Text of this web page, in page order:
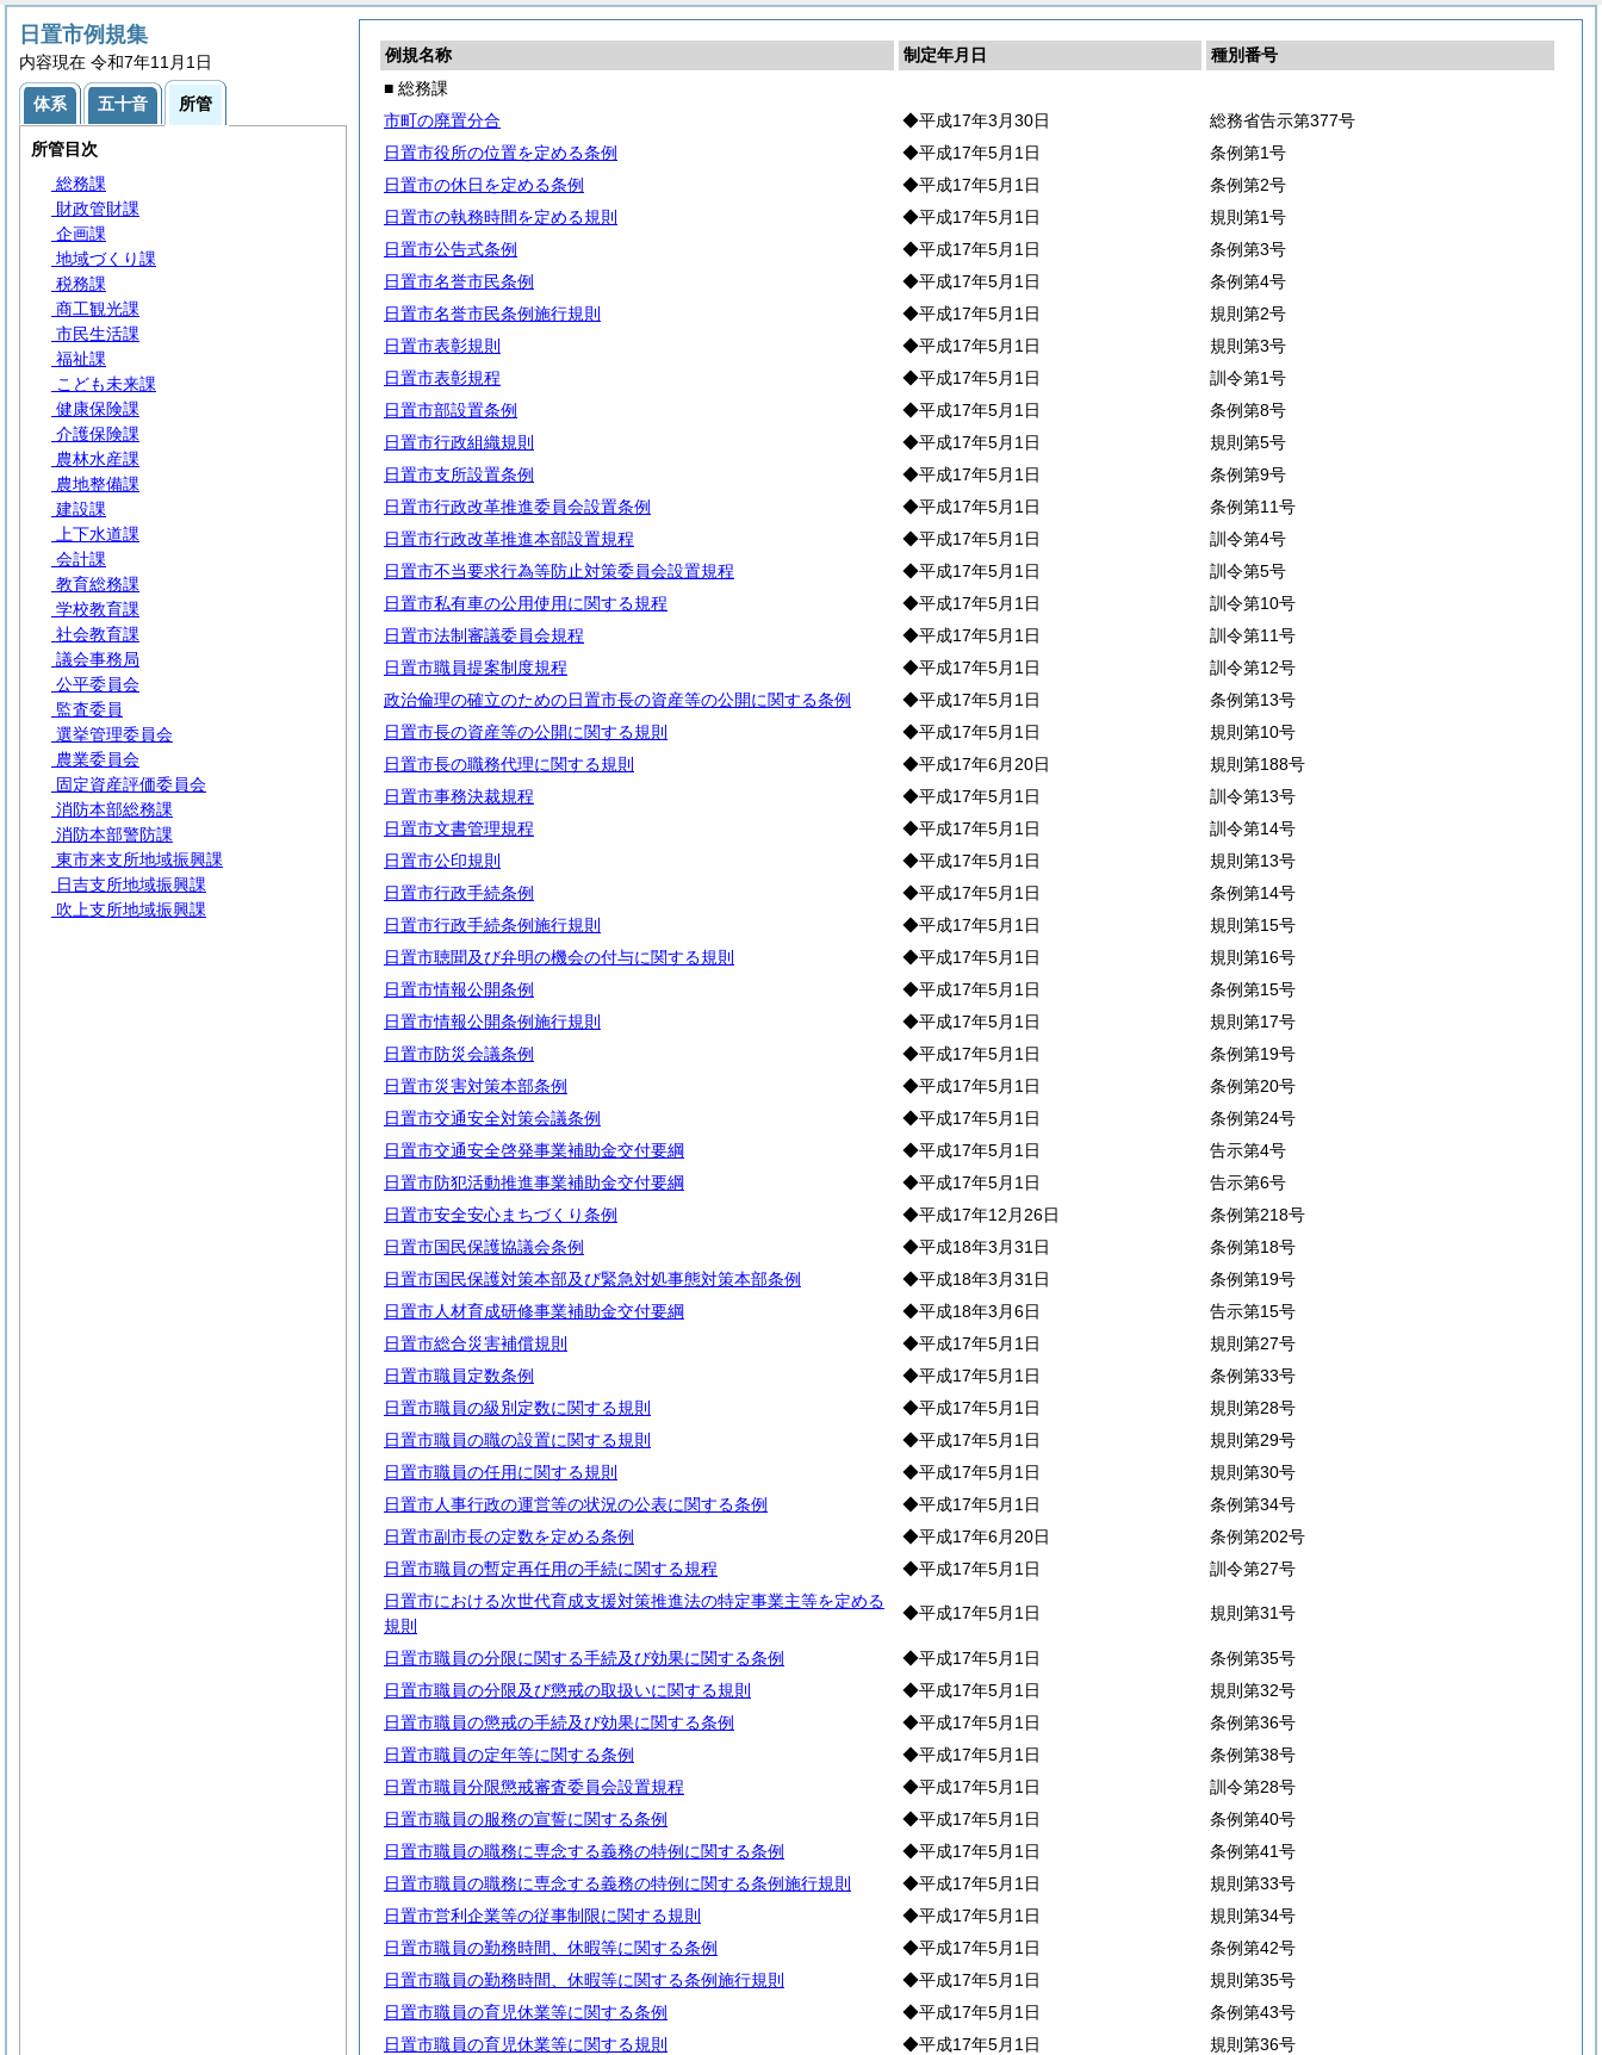
例規名称 制定年月日
種別番号
■ 総務課
市町の廃置分合
◆平成17年3月30日
総務省告示第377号
日置市役所の位置を定める条例
◆平成17年5月1日
条例第1号
日置市の休日を定める条例
◆平成17年5月1日
条例第2号
日置市の執務時間を定める規則
◆平成17年5月1日
規則第1号
日置市公告式条例
◆平成17年5月1日
条例第3号
日置市名誉市民条例
◆平成17年5月1日
条例第4号
日置市名誉市民条例施行規則
◆平成17年5月1日
規則第2号
日置市表彰規則
◆平成17年5月1日
規則第3号
日置市表彰規程
◆平成17年5月1日
訓令第1号
日置市部設置条例
◆平成17年5月1日
条例第8号
日置市行政組織規則
◆平成17年5月1日
規則第5号
日置市支所設置条例
◆平成17年5月1日
条例第9号
日置市行政改革推進委員会設置条例
◆平成17年5月1日
条例第11号
日置市行政改革推進本部設置規程
◆平成17年5月1日
訓令第4号
日置市不当要求行為等防止対策委員会設置規程
◆平成17年5月1日
訓令第5号
日置市私有車の公用使用に関する規程
◆平成17年5月1日
訓令第10号
日置市法制審議委員会規程
◆平成17年5月1日
訓令第11号
日置市職員提案制度規程
◆平成17年5月1日
訓令第12号
政治倫理の確立のための日置市長の資産等の公開に関する条例
◆平成17年5月1日
条例第13号
日置市長の資産等の公開に関する規則
◆平成17年5月1日
規則第10号
日置市長の職務代理に関する規則
◆平成17年6月20日
規則第188号
日置市事務決裁規程
◆平成17年5月1日
訓令第13号
日置市文書管理規程
◆平成17年5月1日
訓令第14号
日置市公印規則
◆平成17年5月1日
規則第13号
日置市行政手続条例
◆平成17年5月1日
条例第14号
日置市行政手続条例施行規則
◆平成17年5月1日
規則第15号
日置市聴聞及び弁明の機会の付与に関する規則
◆平成17年5月1日
規則第16号
日置市情報公開条例
◆平成17年5月1日
条例第15号
日置市情報公開条例施行規則
◆平成17年5月1日
規則第17号
日置市防災会議条例
◆平成17年5月1日
条例第19号
日置市災害対策本部条例
◆平成17年5月1日
条例第20号
日置市交通安全対策会議条例
◆平成17年5月1日
条例第24号
日置市交通安全啓発事業補助金交付要綱
◆平成17年5月1日
告示第4号
日置市防犯活動推進事業補助金交付要綱
◆平成17年5月1日
告示第6号
日置市安全安心まちづくり条例
◆平成17年12月26日
条例第218号
日置市国民保護協議会条例
◆平成18年3月31日
条例第18号
日置市国民保護対策本部及び緊急対処事態対策本部条例
◆平成18年3月31日
条例第19号
日置市人材育成研修事業補助金交付要綱
◆平成18年3月6日
告示第15号
日置市総合災害補償規則
◆平成17年5月1日
規則第27号
日置市職員定数条例
◆平成17年5月1日
条例第33号
日置市職員の級別定数に関する規則
◆平成17年5月1日
規則第28号
日置市職員の職の設置に関する規則
◆平成17年5月1日
規則第29号
日置市職員の任用に関する規則
◆平成17年5月1日
規則第30号
日置市人事行政の運営等の状況の公表に関する条例
◆平成17年5月1日
条例第34号
日置市副市長の定数を定める条例
◆平成17年6月20日
条例第202号
日置市職員の暫定再任用の手続に関する規程
◆平成17年5月1日
訓令第27号
日置市における次世代育成支援対策推進法の特定事業主等を定める
規則
◆平成17年5月1日 規則第31号
日置市職員の分限に関する手続及び効果に関する条例 ◆平成17年5月1日
条例第35号
日置市職員の分限及び懲戒の取扱いに関する規則
◆平成17年5月1日
規則第32号
日置市職員の懲戒の手続及び効果に関する条例
◆平成17年5月1日
条例第36号
日置市職員の定年等に関する条例
◆平成17年5月1日
条例第38号
日置市職員分限懲戒審査委員会設置規程
◆平成17年5月1日
訓令第28号
日置市職員の服務の宣誓に関する条例
◆平成17年5月1日
条例第40号
日置市職員の職務に専念する義務の特例に関する条例
◆平成17年5月1日
条例第41号
日置市職員の職務に専念する義務の特例に関する条例施行規則
◆平成17年5月1日
規則第33号
日置市営利企業等の従事制限に関する規則
◆平成17年5月1日
規則第34号
日置市職員の勤務時間、休暇等に関する条例
◆平成17年5月1日
条例第42号
日置市職員の勤務時間、休暇等に関する条例施行規則
◆平成17年5月1日
規則第35号
日置市職員の育児休業等に関する条例
◆平成17年5月1日
条例第43号
日置市職員の育児休業等に関する規則
◆平成17年5月1日
規則第36号
日置市例規集
内容現在 令和7年11月1日
体系 五十音 所管
所管目次
総務課
財政管財課
企画課
地域づくり課
税務課
商工観光課
市民生活課
福祉課
こども未来課
健康保険課
介護保険課
農林水産課
農地整備課
建設課
上下水道課
会計課
教育総務課
学校教育課
社会教育課
議会事務局
公平委員会
監査委員
選挙管理委員会
農業委員会
固定資産評価委員会
消防本部総務課
消防本部警防課
東市来支所地域振興課
日吉支所地域振興課
吹上支所地域振興課